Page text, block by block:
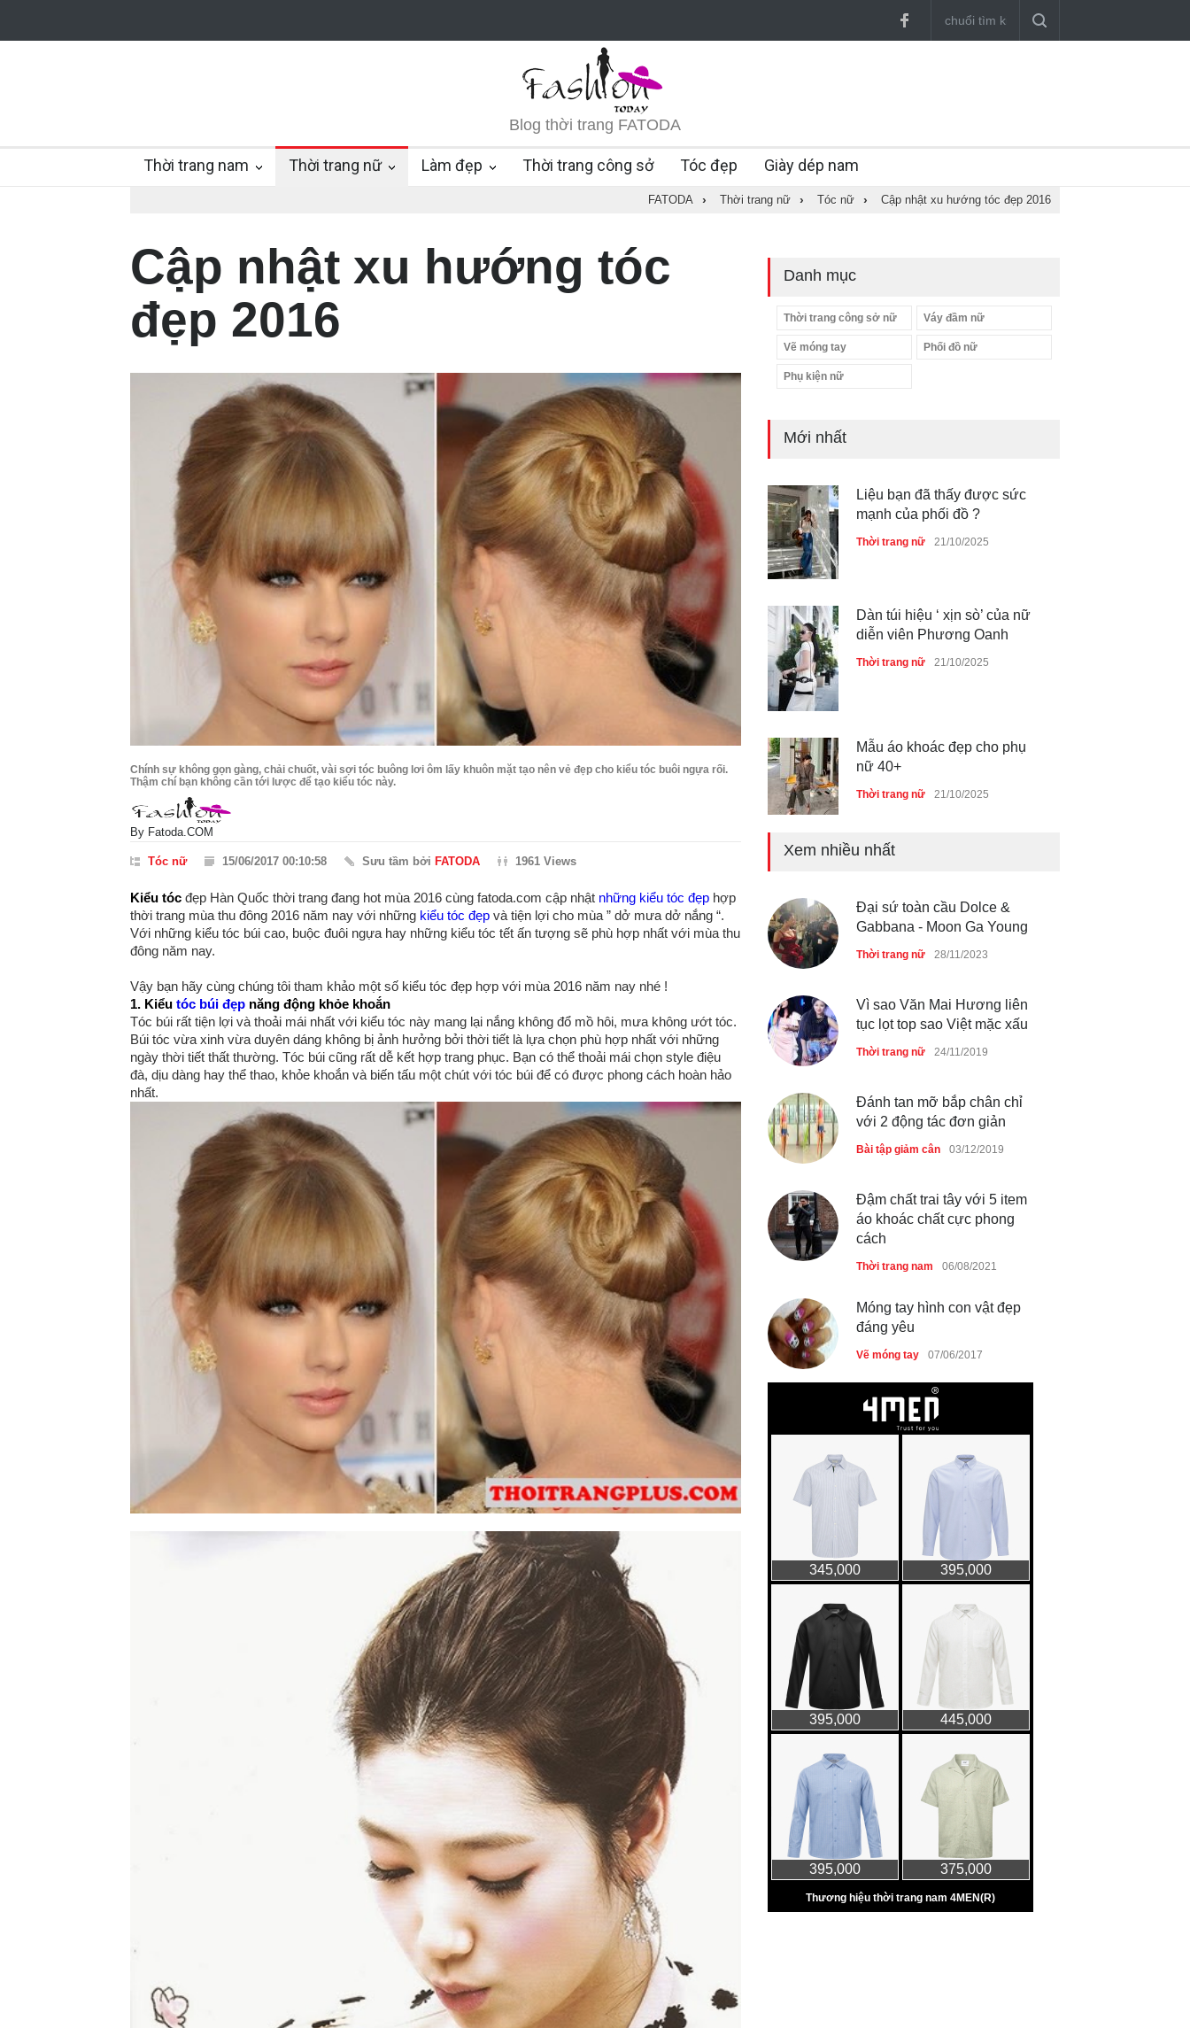
Blog thời trang FATODA
Thời trang nam Thời trang nữ Làm đẹp Thời trang công sở Tóc đẹp Giày dép nam
FATODA › Thời trang nữ › Tóc nữ › Cập nhật xu hướng tóc đẹp 2016
Cập nhật xu hướng tóc
đẹp 2016
Chính sự không gọn gàng, chải chuốt, vài sợi tóc buông lơi ôm lấy khuôn mặt tạo nên vẻ đẹp cho kiểu tóc buôi ngựa rối.
Thậm chí bạn không cần tới lược để tạo kiểu tóc này.
By Fatoda.COM
Tóc nữ 15/06/2017 00:10:58 Sưu tầm bởi FATODA 1961 Views
Kiểu tóc đẹp Hàn Quốc thời trang đang hot mùa 2016 cùng fatoda.com cập nhật những kiểu tóc đẹp hợp
thời trang mùa thu đông 2016 năm nay với những kiểu tóc đẹp và tiện lợi cho mùa ” dở mưa dở nắng “.
Với những kiểu tóc búi cao, buộc đuôi ngựa hay những kiểu tóc tết ấn tượng sẽ phù hợp nhất với mùa thu
đông năm nay.
Vậy bạn hãy cùng chúng tôi tham khảo một số kiểu tóc đẹp hợp với mùa 2016 năm nay nhé !
1. Kiểu tóc búi đẹp năng động khỏe khoắn
Tóc búi rất tiện lợi và thoải mái nhất với kiểu tóc này mang lại nắng không đổ mồ hôi, mưa không ướt tóc.
Búi tóc vừa xinh vừa duyên dáng không bị ảnh hưởng bởi thời tiết là lựa chọn phù hợp nhất với những
ngày thời tiết thất thường. Tóc búi cũng rất dễ kết hợp trang phục. Bạn có thể thoải mái chọn style điệu
đà, dịu dàng hay thể thao, khỏe khoắn và biến tấu một chút với tóc búi để có được phong cách hoàn hảo
nhất.
Danh mục
Thời trang công sở nữ Váy đầm nữ
Vẽ móng tay Phối đồ nữ
Phụ kiện nữ
Mới nhất
Liệu bạn đã thấy được sức
mạnh của phối đồ ?
Thời trang nữ 21/10/2025
Dàn túi hiệu ‘ xịn sò’ của nữ
diễn viên Phương Oanh
Thời trang nữ 21/10/2025
Mẫu áo khoác đẹp cho phụ
nữ 40+
Thời trang nữ 21/10/2025
Chiếc áo dài cưới của Hoa
Thời trang nữ 21/10/2025
sáng tạo mới của giới trẻ
Thời trang nữ 21/10/2025
Xem nhiều nhất
Đại sứ toàn cầu Dolce &
Gabbana - Moon Ga Young
Thời trang nữ 28/11/2023
Vì sao Văn Mai Hương liên
tục lọt top sao Việt mặc xấu
Thời trang nữ 24/11/2019
Đánh tan mỡ bắp chân chỉ
với 2 động tác đơn giản
Bài tập giảm cân 03/12/2019
Đậm chất trai tây với 5 item
áo khoác chất cực phong
cách
Thời trang nam 06/08/2021
Móng tay hình con vật đẹp
đáng yêu
Vẽ móng tay 07/06/2017